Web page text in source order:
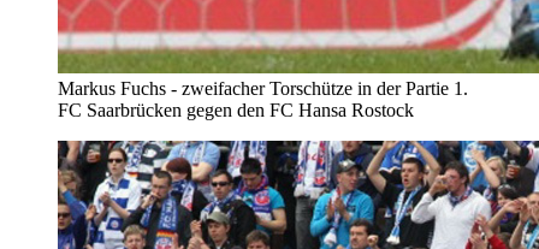
Markus Fuchs - zweifacher Torschütze in der Partie 1.
FC Saarbrücken gegen den FC Hansa Rostock